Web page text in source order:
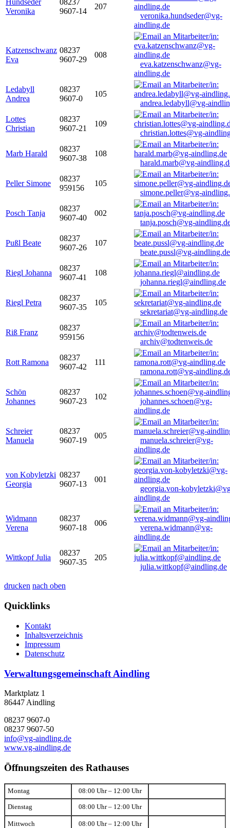
Hundseder
Veronika
08237
9607-14
207
veronika.hundseder@vg-
aindling.de
Katzenschwanz
Eva
08237
9607-29
008
eva.katzenschwanz@vg-
aindling.de
Ledabyll
Andrea
08237
9607-0
105
andrea.ledabyll@vg-
Lottes
Christian
08237
9607-21
109
christian.lottes@vg-
Marb Harald
08237
9607-38
108
harald.marb@vg-
Peller Simone
08237
959156
105
simone.peller@vg-
Posch Tanja
08237
9607-40
002
tanja.posch@vg-
Pußl Beate
08237
9607-26
107
beate.pussl@vg-aindling.de
Riegl Johanna
08237
9607-41
108
johanna.riegl@aindling.de
Riegl Petra
08237
9607-35
105
sekretariat@vg-aindling.de
Riß Franz
08237
959156
archiv@todtenweis.de
Rott Ramona
08237
9607-42
111
ramona.rott@vg-
Schön
Johannes
08237
9607-23
102
johannes.schoen@vg-
aindling.de
Schreier
Manuela
08237
9607-19
005
manuela.schreier@vg-
aindling.de
von Kobyletzki
Georgia
08237
9607-13
001
georgia.von-
aindling.de
Widmann
Verena
08237
9607-18
006
verena.widmann@vg-
aindling.de
Wittkopf Julia
08237
9607-35
205
julia.wittkopf@aindling.de
drucken nach oben
Quicklinks
Kontakt
Inhaltsverzeichnis
Impressum
Datenschutz
Verwaltungsgemeinschaft Aindling
Marktplatz 1
86447 Aindling
08237 9607-0
08237 9607-50
info@vg-aindling.de
www.vg-aindling.de
Öffnungszeiten des Rathauses
Montag 08:00 Uhr – 12:00 Uhr
Dienstag 08:00 Uhr – 12:00 Uhr
Mittwoch 08:00 Uhr – 12:00 Uhr